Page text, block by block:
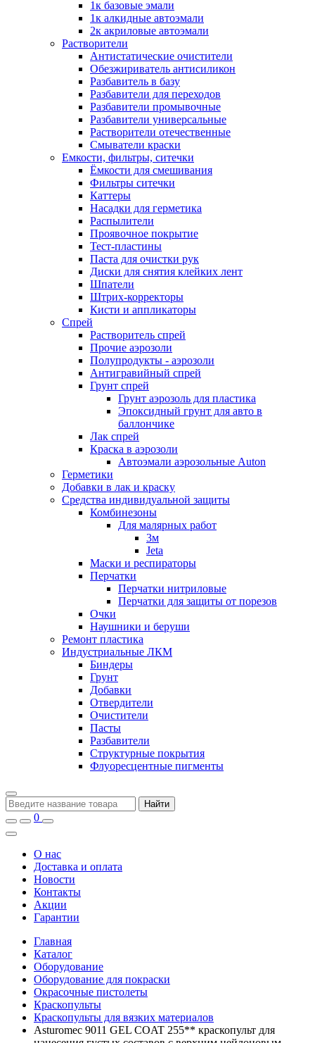
1к базовые эмали
1к алкидные автоэмали
2к акриловые автоэмали
Растворители
Антистатические очистители
Обезжириватель антисиликон
Разбавитель в базу
Разбавители для переходов
Разбавители промывочные
Разбавители универсальные
Растворители отечественные
Смыватели краски
Емкости, фильтры, ситечки
Ёмкости для смешивания
Фильтры ситечки
Каттеры
Насадки для герметика
Распылители
Проявочное покрытие
Тест-пластины
Паста для очистки рук
Диски для снятия клейких лент
Шпатели
Штрих-корректоры
Кисти и аппликаторы
Спрей
Растворитель спрей
Прочие аэрозоли
Полупродукты - аэрозоли
Антигравийный спрей
Грунт спрей
Грунт аэрозоль для пластика
Эпоксидный грунт для авто в
баллончике
Лак спрей
Краска в аэрозоли
Автоэмали аэрозольные Auton
Герметики
Добавки в лак и краску
Средства индивидуальной защиты
Комбинезоны
Для малярных работ
3м
Jeta
Маски и респираторы
Перчатки
Перчатки нитриловые
Перчатки для защиты от порезов
Очки
Наушники и беруши
Ремонт пластика
Индустриальные ЛКМ
Биндеры
Грунт
Добавки
Отвердители
Очистители
Пасты
Разбавители
Структурные покрытия
Флуоресцентные пигменты
Найти
0
О нас
Доставка и оплата
Новости
Контакты
Акции
Гарантии
Главная
Каталог
Оборудование
Оборудование для покраски
Окрасочные пистолеты
Краскопульты
Краскопульты для вязких материалов
Asturomec 9011 GEL COAT 255** краскопульт для